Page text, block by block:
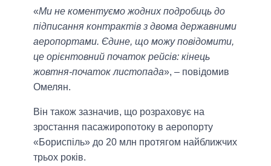
«Ми не коментуємо жодних подробиць до
підписання контрактів з двома державними
аеропортами. Єдине, що можу повідомити,
це орієнтовний початок рейсів: кінець
жовтня-початок листопада», – повідомив
Омелян.
Він також зазначив, що розраховує на
зростання пасажиропотоку в аеропорту
«Бориспіль» до 20 млн протягом найближчих
трьох років.